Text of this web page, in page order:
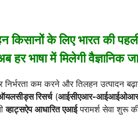
किसानों के लिए भारत की
हर भाषा में मिलेगी वैज्ञानिक
कम करने और तिलहन उत्पादन
रिसर्च(आईसीएआर-आईआईओआर
व्हाट्सऐप आधारित एआईपरामर्श सेवा शुरू